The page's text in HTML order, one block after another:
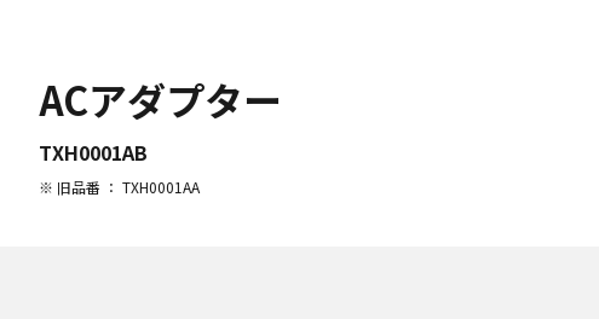
ACアダプター
TXH0001AB
※ 旧品番 ： TXH0001AA